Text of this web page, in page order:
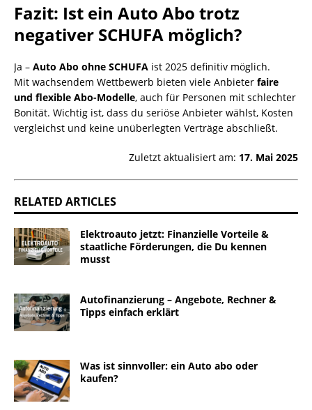
Fazit: Ist ein Auto Abo trotz
negativer SCHUFA möglich?
Ja – Auto Abo ohne SCHUFA ist 2025 definitiv möglich.
Mit wachsendem Wettbewerb bieten viele Anbieter faire
und flexible Abo-Modelle, auch für Personen mit schlechter
Bonität. Wichtig ist, dass du seriöse Anbieter wählst, Kosten
vergleichst und keine unüberlegten Verträge abschließt.
Zuletzt aktualisiert am: 17. Mai 2025
RELATED ARTICLES
Elektroauto jetzt: Finanzielle Vorteile &
staatliche Förderungen, die Du kennen
musst
Autofinanzierung – Angebote, Rechner &
Tipps einfach erklärt
Was ist sinnvoller: ein Auto abo oder
kaufen?